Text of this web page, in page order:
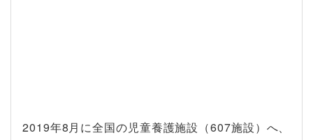
2019年8月に全国の児童養護施設（607施設）へ、